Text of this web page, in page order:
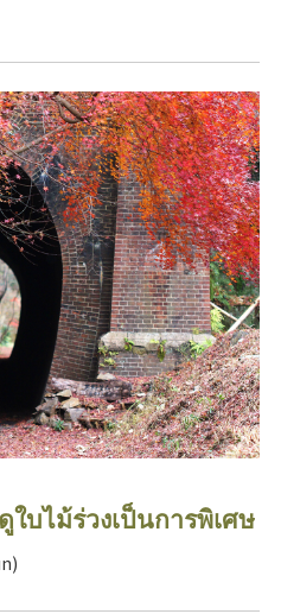
บไม้ร่วงเป็นการพิเศษ